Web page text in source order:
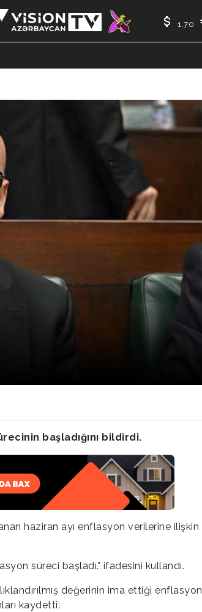
1.70
başladığını bildirdi.
haziran ayı enflasyon verilerine ilişkin
süreci başladı." ifadesini kullandı.
değerinin ima ettiği enflasyon
kaydetti: